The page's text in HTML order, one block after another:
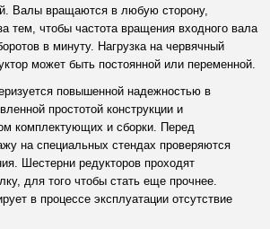
Валы вращаются в любую сторону,
тем, чтобы частота вращения входного вала
в минуту. Нагрузка на червячный
может быть постоянной или переменной.
повышенной надежностью в
простотой конструкции и
комплектующих и сборки. Перед
на специальных стендах проверяются
Шестерни редукторов проходят
для того чтобы стать еще прочнее.
в процессе эксплуатации отсутствие